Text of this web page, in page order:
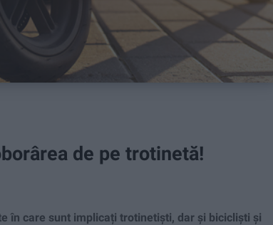
de pe trotinetă!
în care sunt implicați trotinetiști, dar și bicicliști și